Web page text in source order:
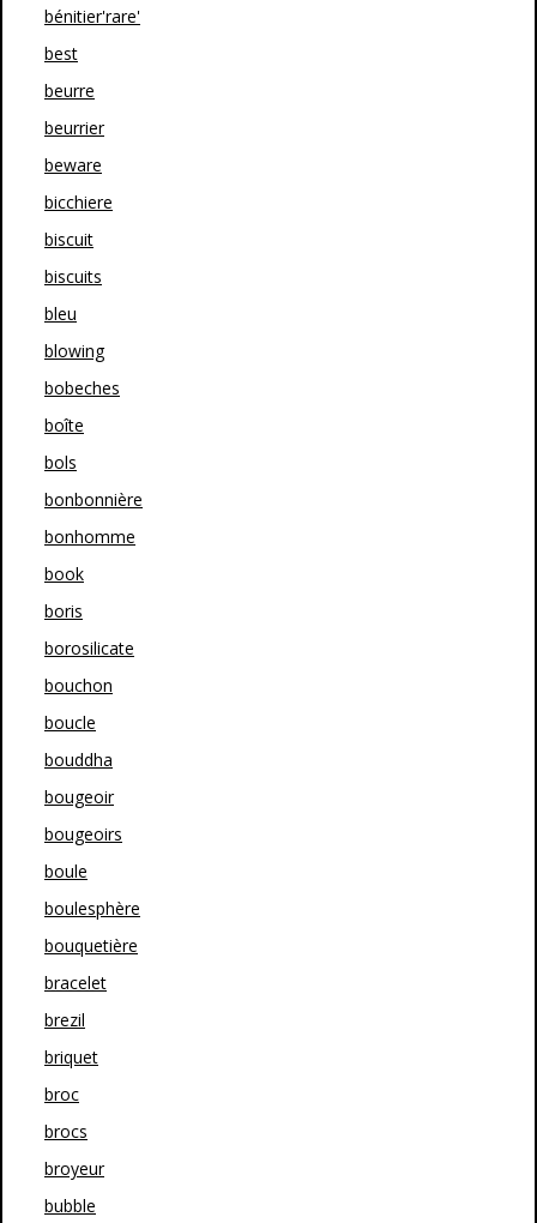
bénitier'rare'
best
beurre
beurrier
beware
bicchiere
biscuit
biscuits
bleu
blowing
bobeches
boîte
bols
bonbonnière
bonhomme
book
boris
borosilicate
bouchon
boucle
bouddha
bougeoir
bougeoirs
boule
boulesphère
bouquetière
bracelet
brezil
briquet
broc
brocs
broyeur
bubble